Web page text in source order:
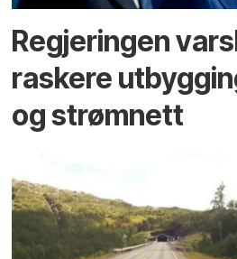
Regjeringen
raskere
og strømnett